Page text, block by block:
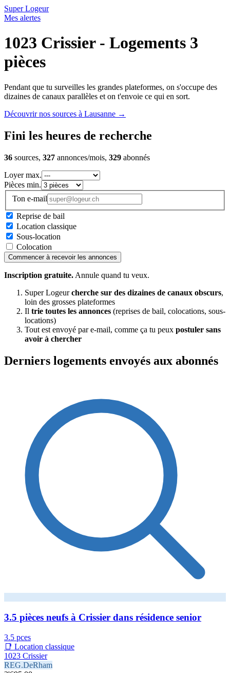
Super Logeur
Mes alertes
1023 Crissier - Logements 3
pièces
Pendant que tu surveilles les grandes plateformes, on s'occupe des
dizaines de canaux parallèles et on t'envoie ce qui en sort.
Découvrir nos sources à Lausanne →
Fini les heures de recherche
36 sources, 327 annonces/mois, 329 abonnés
Loyer max.
Pièces min.
Ton e-mail
Reprise de bail
Location classique
Sous-location
Colocation
Commencer à recevoir les annonces
Inscription gratuite. Annule quand tu veux.
Super Logeurcherche sur des dizaines de canaux obscurs,
loin des grosses plateformes
Il trie toutes les annonces (reprises de bail, colocations, sous-
locations)
Tout est envoyé par e-mail, comme ça tu peux postuler sans
avoir à chercher
Derniers logements envoyés aux abonnés
3.5 pièces neufs à Crissier dans résidence senior
3.5 pces
📑 Location classique
1023 Crissier
REG.DeRham